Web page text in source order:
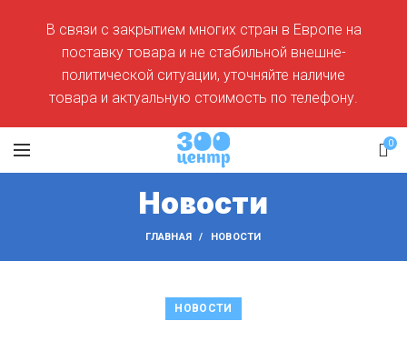
0
Новости
ГЛАВНАЯ НОВОСТИ
НОВОСТИ
В связи с закрытием многих стран в Европе на
поставку товара и не стабильной внешне-
политической ситуации, уточняйте наличие
товара и актуальную стоимость по телефону.